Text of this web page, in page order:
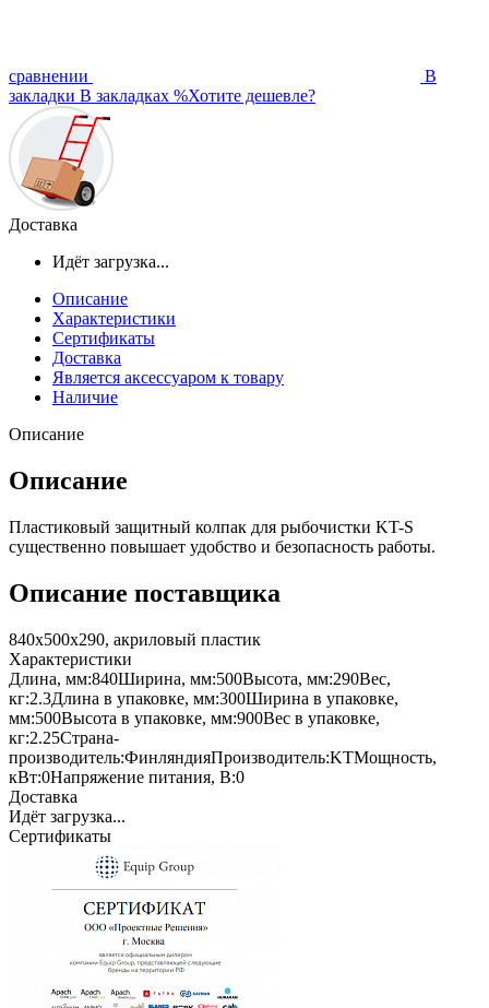
сравнении
В
закладки В закладках %Хотите дешевле?
Доставка
Идёт загрузка...
Описание
Характеристики
Сертификаты
Доставка
Является аксессуаром к товару
Наличие
Описание
Описание
Пластиковый защитный колпак для рыбочистки KT-S
существенно повышает удобство и безопасность работы.
Описание поставщика
840х500х290, акриловый пластик
Характеристики
Длина, мм:840Ширина, мм:500Высота, мм:290Вес,
кг:2.3Длина в упаковке, мм:300Ширина в упаковке,
мм:500Высота в упаковке, мм:900Вес в упаковке,
кг:2.25Страна-
производитель:ФинляндияПроизводитель:KTМощность,
кВт:0Напряжение питания, В:0
Доставка
Идёт загрузка...
Сертификаты